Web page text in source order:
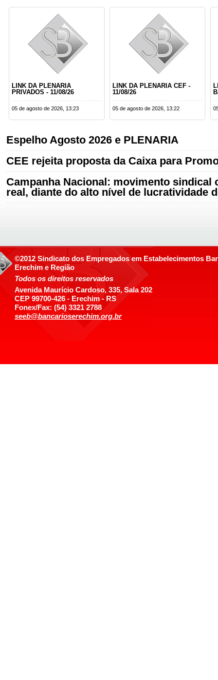
LINK DA PLENARIA
PRIVADOS - 11/08/26
05 de agosto de 2026, 13:23
LINK DA PLENARIA CEF -
11/08/26
05 de agosto de 2026, 13:22
Espelho Agosto 2026 e PLENARIA
CEE rejeita proposta da Caixa para
Campanha Nacional: movimento sindical
real, diante do alto nível de lucratividade
©2012 Sindicato dos Empregados em Estabelecimentos
Erechim e Região
Todos os direitos reservados
Avenida Maurício Cardoso, 335, Sala 202
CEP 99700-426 - Erechim - RS
Fonex/Fax: (54) 3321 2788
seeb@bancarioserechim.org.br